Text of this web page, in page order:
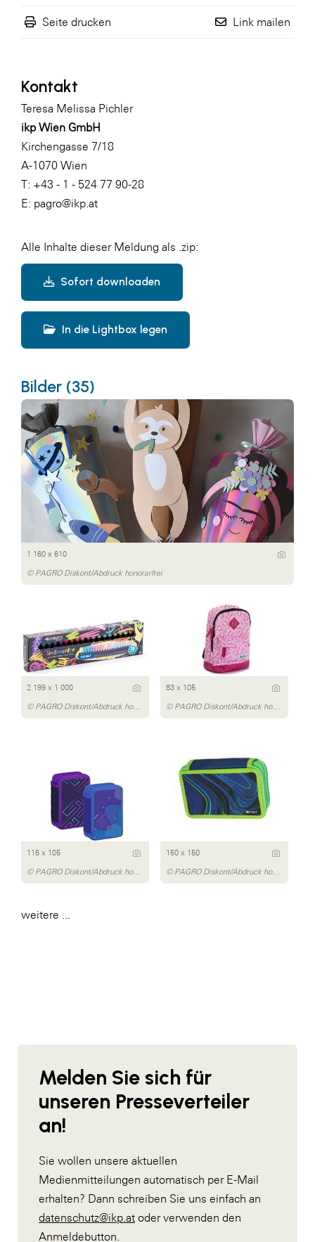
Seite drucken Link mailen
Kontakt
Teresa Melissa Pichler
ikp Wien GmbH
Kirchengasse 7/18
A-1070 Wien
T: +43 - 1 - 524 77 90-28
E: pagro@ikp.at
Alle Inhalte dieser Meldung als .zip:
Sofort downloaden
In die Lightbox legen
Bilder (35)
1 160 x 610
© PAGRO Diskont/Abdruck honorarfrei
2 199 x 1 000
© PAGRO Diskont/Abdruck honorarfrei
83 x 105
© PAGRO Diskont/Abdruck honorarfrei
116 x 105
© PAGRO Diskont/Abdruck honorarfrei
150 x 150
© PAGRO Diskont/Abdruck honorarfrei
weitere ...
Melden Sie sich für
unseren Presseverteiler
an!
Sie wollen unsere aktuellen
Medienmitteilungen automatisch per E-Mail
erhalten? Dann schreiben Sie uns einfach an
datenschutz@ikp.at oder verwenden den
Anmeldebutton.